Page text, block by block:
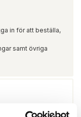
in för att beställa,
samt övriga